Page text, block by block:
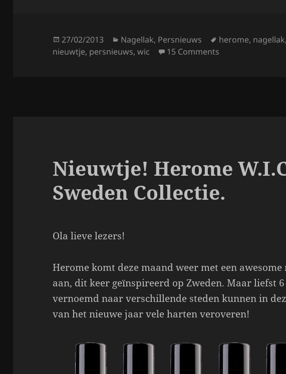
o
o
Posted
on
27/02/2013 Categories
Nagellak, Persnieuws Tags
herome, nagellak,
nieuwtje, persnieuws,wic 15 Comments
Nieuwtje! Herome
Sweden Collectie.
Ola lieve lezers!
Herome komt deze maand weer met een
aan, dit keer geïnspireerd op Zweden. Maar liefst
vernoemd naar verschillende steden kunnen in
van het nieuwe jaar vele harten veroveren!